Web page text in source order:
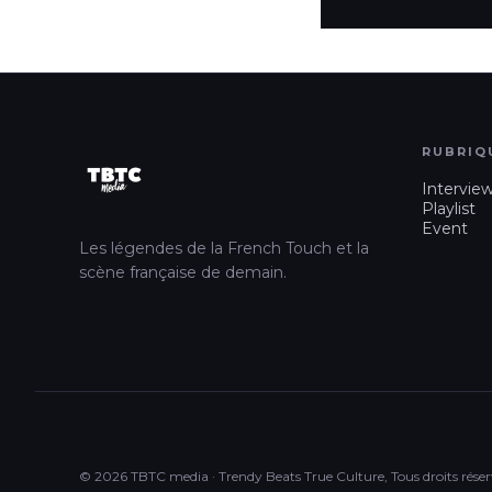
Les légendes de la French Touch et la
scène française de demain.
Playlist
Event
© 2026 TBTC media · Trendy Beats True Culture, Tous droits